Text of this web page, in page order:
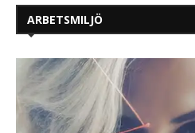
ARBETSMILJÖ